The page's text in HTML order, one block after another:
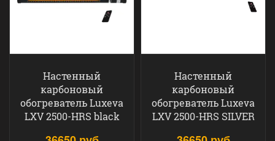
Настенный
карбоновый
обогреватель Luxeva
LXV 2500-HRS black
Настенный
карбоновый
обогреватель Luxeva
LXV 2500-HRS SILVER